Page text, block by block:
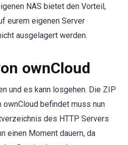
NAS bietet den Vorteil,
eurem eigenen Server
ausgelagert werden.
ownCloud
und es kann losgehen. Die ZIP
ownCloud befindet muss nun
des HTTP Servers
einen Moment dauern, da